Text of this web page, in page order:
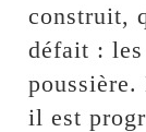
construit,
défait :
poussière.
il est